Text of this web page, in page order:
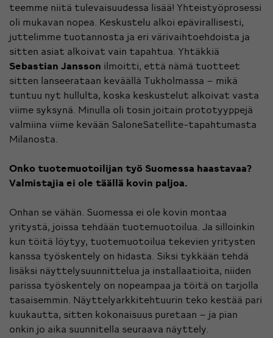
teemme niitä tulevaisuudessa lisää! Yhteistyöprosessi
oli mukavan nopea. Keskustelu alkoi epävirallisesti,
juttelimme tuotannosta ja eri värivaihtoehdoista ja
sitten asiat alkoivat vain tapahtua. Yhtäkkiä
Sebastian Jansson ilmoitti, että nämä tuotteet
sitten lanseerataan keväällä Tukholmassa – mikä
tuntuu nyt hullulta, koska keskustelut alkoivat vasta
viime syksynä. Minulla oli tosin joitain prototyyppejä
valmiina viime kevään SaloneSatellite-tapahtumasta
Milanosta.
Onko tuotemuotoilijan työ Suomessa haastavaa?
Valmistajia ei ole täällä kovin paljoa.
Onhan se vähän. Suomessa ei ole kovin montaa
yritystä, joissa tehdään tuotemuotoilua. Ja silloinkin
kun töitä löytyy, tuotemuotoilua tekevien yritysten
kanssa työskentely on hidasta. Siksi tykkään tehdä
lisäksi näyttelysuunnittelua ja installaatioita, niiden
parissa työskentely on nopeampaa ja töitä on tarjolla
tasaisemmin. Näyttelyarkkitehtuurin teko kestää pari
kuukautta, sitten kokonaisuus puretaan – ja pian
onkin jo aika suunnitella seuraava näyttely.